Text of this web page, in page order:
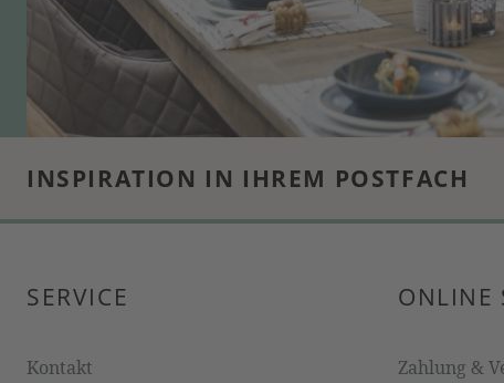
INSPIRATION IN IHREM POSTFACH
SERVICE
Kontakt
ONLINE
Zahlung &